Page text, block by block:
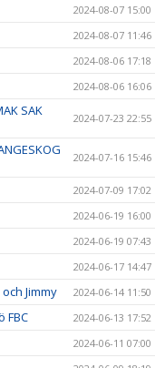
2024-08-07 15:00
2024-08-07 11:46
2024-08-06 17:18
2024-08-06 16:06
SAK
2024-07-23 22:55
2024-07-16 15:46
2024-07-09 17:02
2024-06-19 16:00
2024-06-19 07:43
2024-06-17 14:47
Jimmy 2024-06-14 11:50
FBC 2024-06-13 17:52
2024-06-11 07:00